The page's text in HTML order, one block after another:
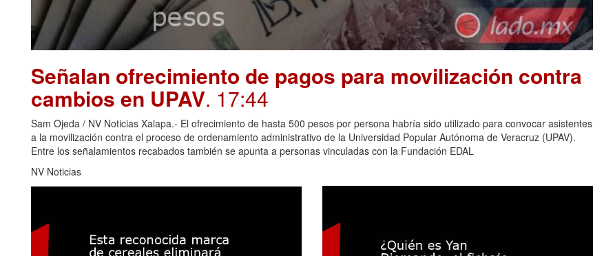
Señalan ofrecimiento de pagos para movilización contra
cambios en UPAV. 17:44
Sam Ojeda / NV Noticias Xalapa.- El ofrecimiento de hasta 500 pesos por persona habría sido utilizado para convocar asistentes
a la movilización contra el proceso de ordenamiento administrativo de la Universidad Popular Autónoma de Veracruz (UPAV).
Entre los señalamientos recabados también se apunta a personas vinculadas con la Fundación EDAL
NV Noticias